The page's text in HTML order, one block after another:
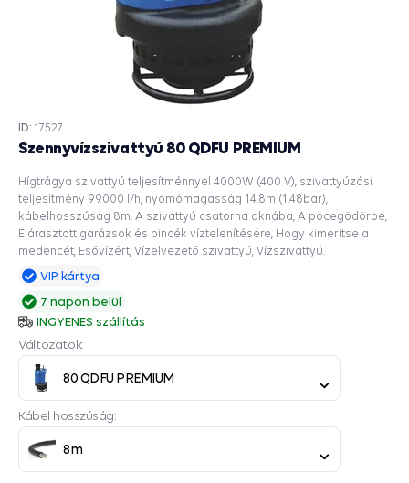
Szennyvízszivattyú 80 QDFU PREMIUM
ID: 17527
Hígtrágya szivattyú teljesítménnyel 4000W (400 V), szivattyúzási
teljesítmény 99000 l/h, nyomómagasság 14.8m (1,48bar),
kábelhosszúság 8m, A szivattyú csatorna aknába, A pöcegödörbe,
Elárasztott garázsok és pincék víztelenítésére, Hogy kimerítse a
medencét, Esővízért, Vízelvezető szivattyú, Vízszivattyú.
VIP kártya
7 napon belül
INGYENES szállítás
Változatok:
80 QDFU PREMIUM
Kábel hosszúság:
8m